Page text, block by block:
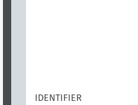
IDENTIFIER